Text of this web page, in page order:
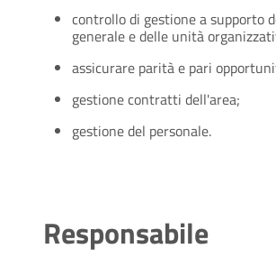
controllo di gestione a supporto
generale e delle unità
assicurare parità e pari
gestione contratti dell'area;
gestione del personale.
Responsabile